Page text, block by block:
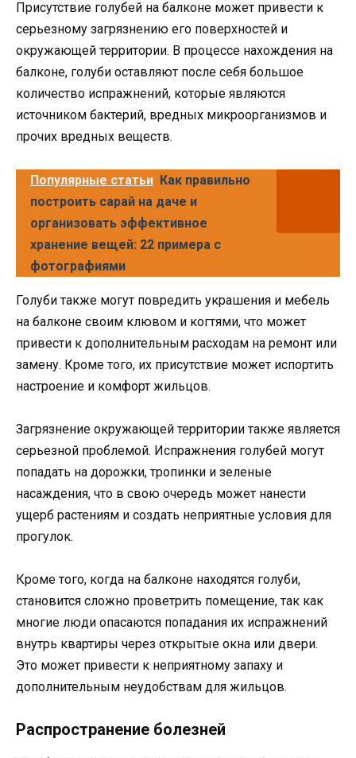
Присутствие голубей на балконе может привести к
серьезному загрязнению его поверхностей и
окружающей территории. В процессе нахождения на
балконе, голуби оставляют после себя большое
количество испражнений, которые являются
источником бактерий, вредных микроорганизмов и
прочих вредных веществ.
Популярные статьи Как правильно
построить сарай на даче и
организовать эффективное
хранение вещей: 22 примера с
фотографиями
Голуби также могут повредить украшения и мебель
на балконе своим клювом и когтями, что может
привести к дополнительным расходам на ремонт или
замену. Кроме того, их присутствие может испортить
настроение и комфорт жильцов.
Загрязнение окружающей территории также является
серьезной проблемой. Испражнения голубей могут
попадать на дорожки, тропинки и зеленые
насаждения, что в свою очередь может нанести
ущерб растениям и создать неприятные условия для
прогулок.
Кроме того, когда на балконе находятся голуби,
становится сложно проветрить помещение, так как
многие люди опасаются попадания их испражнений
внутрь квартиры через открытые окна или двери.
Это может привести к неприятному запаху и
дополнительным неудобствам для жильцов.
Распространение болезней